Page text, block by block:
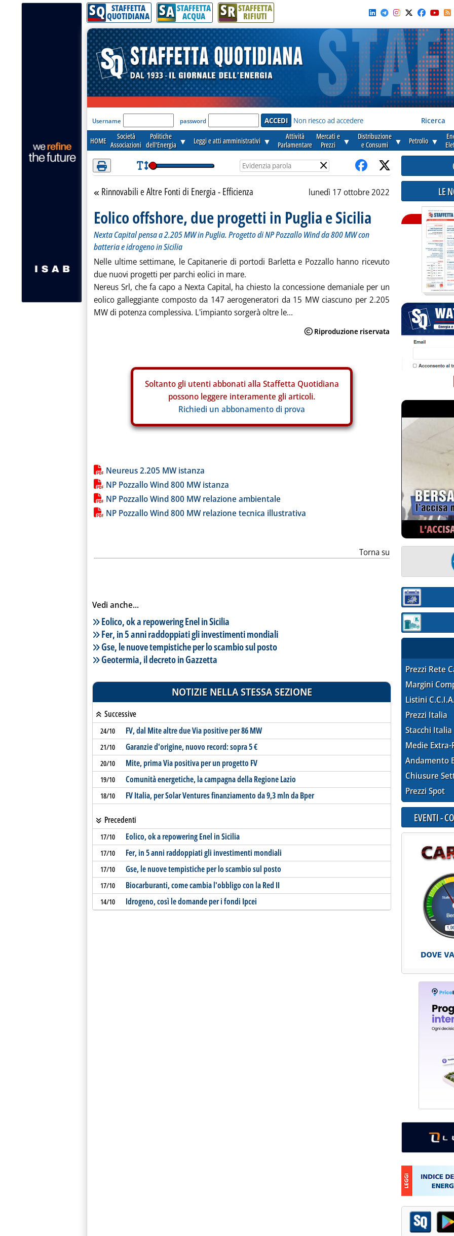
Attenzione! Esegui l'accesso per lèggere interamente la notizia.
SQ STAFFETTA
QUOTIDIANA SA STAFFETTA
ACQUA SR STAFFETTA
RIFIUTI
'Modulo Login per accedere'
Username password Non riesco ad accedere Ricerca
HOME
Società
Associazioni
Politiche
dell'Energia ▼ Leggi e atti amministrativi ▼
Attività
Parlamentare
Mercati e
Prezzi
▼
Distribuzione
e Consumi
▼ Petrolio ▼
×
Torna alla sezione
Rinnovabili e Altre Fonti di Energia - Efficienza lunedì 17 ottobre 2022
Eolico offshore, due progetti in Puglia e Sicilia
Nexta Capital pensa a 2.205 MW in Puglia. Progetto di NP Pozzallo Wind da 800 MW con
batteria e idrogeno in Sicilia
Nelle ultime settimane, le Capitanerie di portodi Barletta e Pozzallo hanno ricevuto
due nuovi progetti per parchi eolici in mare.
Nereus Srl, che fa capo a Nexta Capital, ha chiesto la concessione demaniale per un
eolico galleggiante composto da 147 aerogeneratori da 15 MW ciascuno per 2.205
MW di potenza complessiva. L'impianto sorgerà oltre le...
Soltanto gli utenti abbonati alla Staffetta Quotidiana
possono leggere interamente gli articoli.
Richiedi un abbonamento di prova
Lista allegati PDF alla notizia
Neureus 2.205 MW istanza
NP Pozzallo Wind 800 MW istanza
NP Pozzallo Wind 800 MW relazione ambientale
NP Pozzallo Wind 800 MW relazione tecnica illustrativa
Torna su
Vedi anche...
Lista notizie correlate
Eolico, ok a repowering Enel in Sicilia
Fer, in 5 anni raddoppiati gli investimenti mondiali
Gse, le nuove tempistiche per lo scambio sul posto
Geotermia, il decreto in Gazzetta
NOTIZIE NELLA STESSA SEZIONE
Successive
24/10 FV, dal Mite altre due Via positive per 86 MW
21/10 Garanzie d'origine, nuovo record: sopra 5 €
20/10 Mite, prima Via positiva per un progetto FV
19/10 Comunità energetiche, la campagna della Regione Lazio
18/10 FV Italia, per Solar Ventures finanziamento da 9,3 mln da Bper
Precedenti
17/10 Eolico, ok a repowering Enel in Sicilia
17/10 Fer, in 5 anni raddoppiati gli investimenti mondiali
17/10 Gse, le nuove tempistiche per lo scambio sul posto
17/10 Biocarburanti, come cambia l'obbligo con la Red II
14/10 Idrogeno, così le domande per i fondi Ipcei
LE
Sezione:
Sezione:
Prezzi Rete
Margini
Listini
Prezzi Italia
Stacchi Italia
Medie Extra-
Andamento
Chiusure
Prezzi Spot
EVENTI -